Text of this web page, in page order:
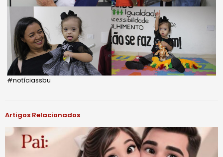
#notíciassbu
Artigos Relacionados